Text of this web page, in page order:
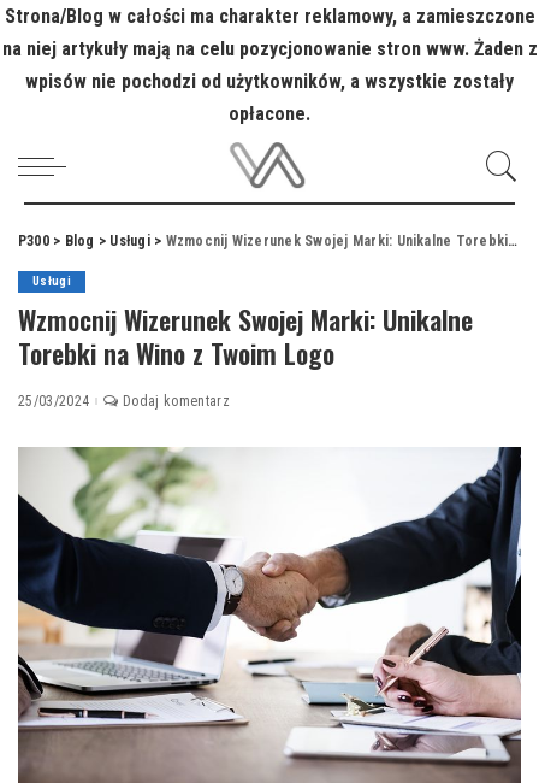
Strona/Blog w całości ma charakter reklamowy, a zamieszczone
na niej artykuły mają na celu pozycjonowanie stron www. Żaden z
wpisów nie pochodzi od użytkowników, a wszystkie zostały
opłacone.
P300> Blog > Usługi> Wzmocnij Wizerunek Swojej Marki: Unikalne Torebki na Wino z Twoim Logo
Usługi
Wzmocnij Wizerunek Swojej Marki: Unikalne
Torebki na Wino z Twoim Logo
25/03/2024 Dodaj komentarz